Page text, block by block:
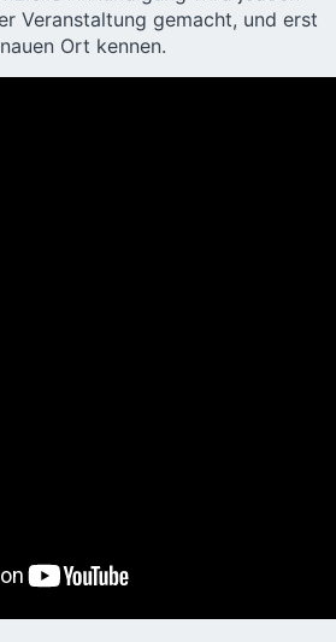
Veranstaltung gemacht, und erst
Ort kennen.